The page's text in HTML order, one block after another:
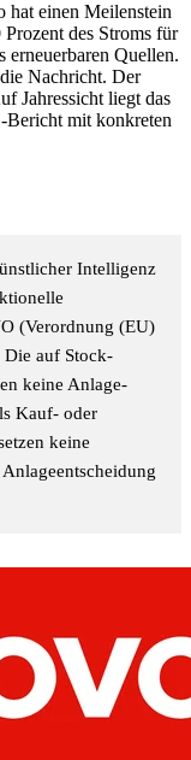
hat einen Meilenstein
des Stroms für
erneuerbaren Quellen.
Nachricht. Der
Jahressicht liegt das
Bericht mit konkreten
Intelligenz
(Verordnung (EU)
Die auf Stock-
keine Anlage-
Kauf- oder
keine